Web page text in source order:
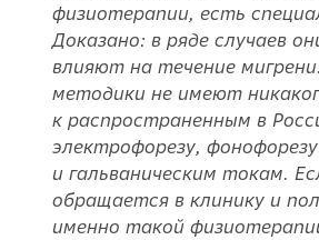
физиотерапии, есть
Доказано: в ряде случаев
влияют на течение
методики не имеют
к распространенным в
электрофорезу, фонофорезу
и гальваническим токам.
обращается в клинику и
именно такой